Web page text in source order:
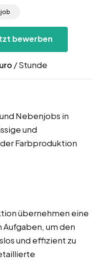
bewerben
/ Stunde
Nebenjobs in
und
Farbproduktion
übernehmen eine
um den
und effizient zu